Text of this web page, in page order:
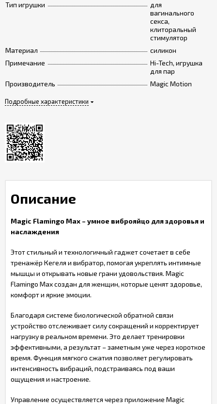
Тип игрушки
для
вагинального
секса,
клиторальный
стимулятор
Материал
силикон
Примечание
Hi-Tech, игрушка
для пар
Производитель
Magic Motion
Подробные характеристики
Описание
Magic Flamingo Max – умное виброяйцо для здоровья и
наслаждения
Этот стильный и технологичный гаджет сочетает в себе
тренажёр Кегеля и вибратор, помогая укреплять интимные
мышцы и открывать новые грани удовольствия. Magic
Flamingo Max создан для женщин, которые ценят здоровье,
комфорт и яркие эмоции.
Благодаря системе биологической обратной связи
устройство отслеживает силу сокращений и корректирует
нагрузку в реальном времени. Это делает тренировки
эффективными, а результат – заметным уже через короткое
время. Функция мягкого сжатия позволяет регулировать
интенсивность вибраций, подстраиваясь под ваши
ощущения и настроение.
Управление осуществляется через приложение Magic